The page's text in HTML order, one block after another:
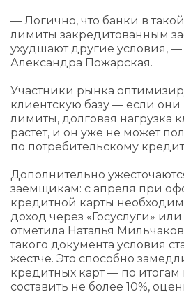
— Логично, что банки в
лимиты закредитованным
ухудшают другие условия,
Александра Пожарская.
Участники рынка
клиентскую базу — если они
лимиты, долговая нагрузка
растет, и он уже не может
по потребительскому
Дополнительно
заемщикам: с апреля при
кредитной карты
доход через «Госуслуги»
отметила Наталья
такого документа условия
жестче. Это способно
кредитных карт — по итогам
составить не более 10%,